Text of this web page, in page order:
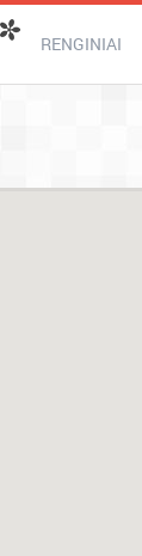
RENGINIAI